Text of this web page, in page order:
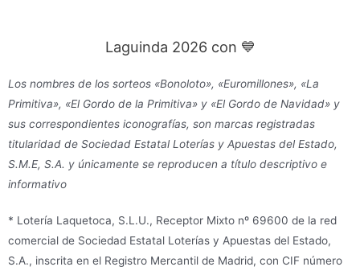
Laguinda 2026 con 💙
Los nombres de los sorteos «Bonoloto», «Euromillones», «La
Primitiva», «El Gordo de la Primitiva» y «El Gordo de Navidad» y
sus correspondientes iconografías, son marcas registradas
titularidad de Sociedad Estatal Loterías y Apuestas del Estado,
S.M.E, S.A. y únicamente se reproducen a título descriptivo e
informativo
* Lotería Laquetoca, S.L.U., Receptor Mixto nº 69600 de la red
comercial de Sociedad Estatal Loterías y Apuestas del Estado,
S.A., inscrita en el Registro Mercantil de Madrid, con CIF número